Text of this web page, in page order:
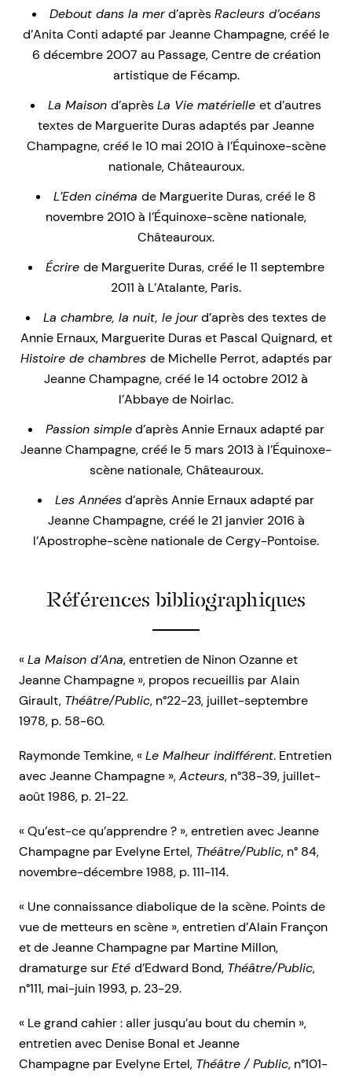
Debout dans la merd’aprèsRacleurs d’océans
d’Anita Conti adapté par Jeanne Champagne, créé le
6 décembre 2007 au Passage, Centre de création
artistique de Fécamp.
La Maison d’aprèsLa Vie matérielle et d’autres
textes de Marguerite Duras adaptés par Jeanne
Champagne, créé le 10 mai 2010 à l’Équinoxe-scène
nationale, Châteauroux.
L’Eden cinéma de Marguerite Duras, créé le 8
novembre 2010 à l’Équinoxe-scène nationale,
Châteauroux.
Écrire de Marguerite Duras, créé le 11 septembre
2011 à L’Atalante, Paris.
La chambre, la nuit, le jourd’après des textes de
Annie Ernaux, Marguerite Duras et Pascal Quignard, et
Histoire de chambres de Michelle Perrot, adaptés par
Jeanne Champagne, créé le 14 octobre 2012 à
l’Abbaye de Noirlac.
Passion simpled’après Annie Ernaux adapté par
Jeanne Champagne, créé le 5 mars 2013 à l’Équinoxe-
scène nationale, Châteauroux.
Les Annéesd’après Annie Ernaux adapté par
Jeanne Champagne, créé le 21 janvier 2016 à
l’Apostrophe-scène nationale de Cergy-Pontoise.
Références bibliographiques
«La Maison d’Ana, entretien de Ninon Ozanne et
Jeanne Champagne », propos recueillis par Alain
Girault, Théâtre/Public, n°22-23, juillet-septembre
1978, p. 58-60.
Raymonde Temkine, «Le Malheur indifférent. Entretien
avec Jeanne Champagne »,Acteurs, n°38-39, juillet-
août 1986, p. 21-22.
« Qu’est-ce qu’apprendre ? », entretien avec Jeanne
Champagne par Evelyne Ertel, Théâtre/Public, n° 84,
novembre-décembre 1988, p. 111-114.
« Une connaissance diabolique de la scène. Points de
vue de metteurs en scène », entretien d’Alain Françon
et de Jeanne Champagne par Martine Millon,
dramaturge surEté d’Edward Bond, Théâtre/Public,
n°111, mai-juin 1993, p. 23-29.
« Le grand cahier : aller jusqu’au bout du chemin »,
entretien avec Denise Bonal et Jeanne
Champagne par Evelyne Ertel, Théâtre / Public, n°101-